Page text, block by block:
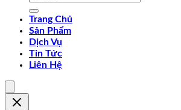
Trang Chủ
Sản Phẩm
Dịch Vụ
Tin Tức
Liên Hệ